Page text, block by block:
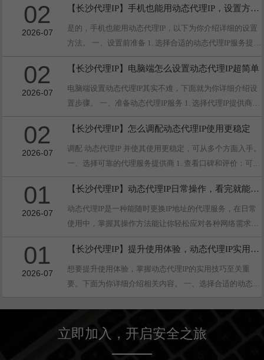
数据采集，像电···
02
2026-07
【长沙代理IP】手机也能用动态代理IP，设置方法来了
是的，手机也能用动态代理IP，以下为你介绍详细的设置
方法。 一、设置前准备 1. 选择合适的动态代理IP服务提供
麻代理、西瓜代···
02
2026-07
【长沙代理IP】电脑端怎么设置动态代理IP超简单
电脑端设置动态代理IP其实不难，下面就为你详细介绍设
置步骤。 一、准备动态代理IP服务 1. 选择代理IP提供商：
快代理等。你···
02
2026-07
【长沙代理IP】怎么调配动态代理IP使用更稳定
调配 动态代理IP 并使其使用更稳定，可从多个方面入手。
一、选择可靠的代理服务提供商 1. 查看口碑和评价：可以
不同代理服···
01
2026-07
【长沙代理IP】动态代理IP日常操作，看完就能上手
动态代理IP是一种能随时更换IP地址的代理服务，在日常
使用中，掌握其操作方法能让你轻松应对各种网络需求。
IP的获取 1.···
01
2026-07
【长沙代理IP】提升使用体验，动态代理IP实用技巧
想要提升使用体验，掌握动态代理IP的实用技巧至关重
要。下面为你详细介绍相关内容。 一、选择合适的动态代
立即加入，开启安全之旅